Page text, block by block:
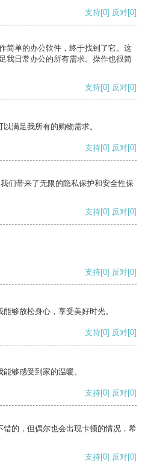
支持[0] 反对[0]
简单的办公软件，终于找到了它。这
我日常办公的所有需求。操作也很简
支持[0] 反对[0]
满足我所有的购物需求。
支持[0] 反对[0]
们带来了无限的隐私保护和安全性保
支持[0] 反对[0]
支持[0] 反对[0]
够放松身心，享受美好时光。
支持[0] 反对[0]
够感受到家的温暖。
支持[0] 反对[0]
的，但偶尔也会出现卡顿的情况，希
支持[0] 反对[0]